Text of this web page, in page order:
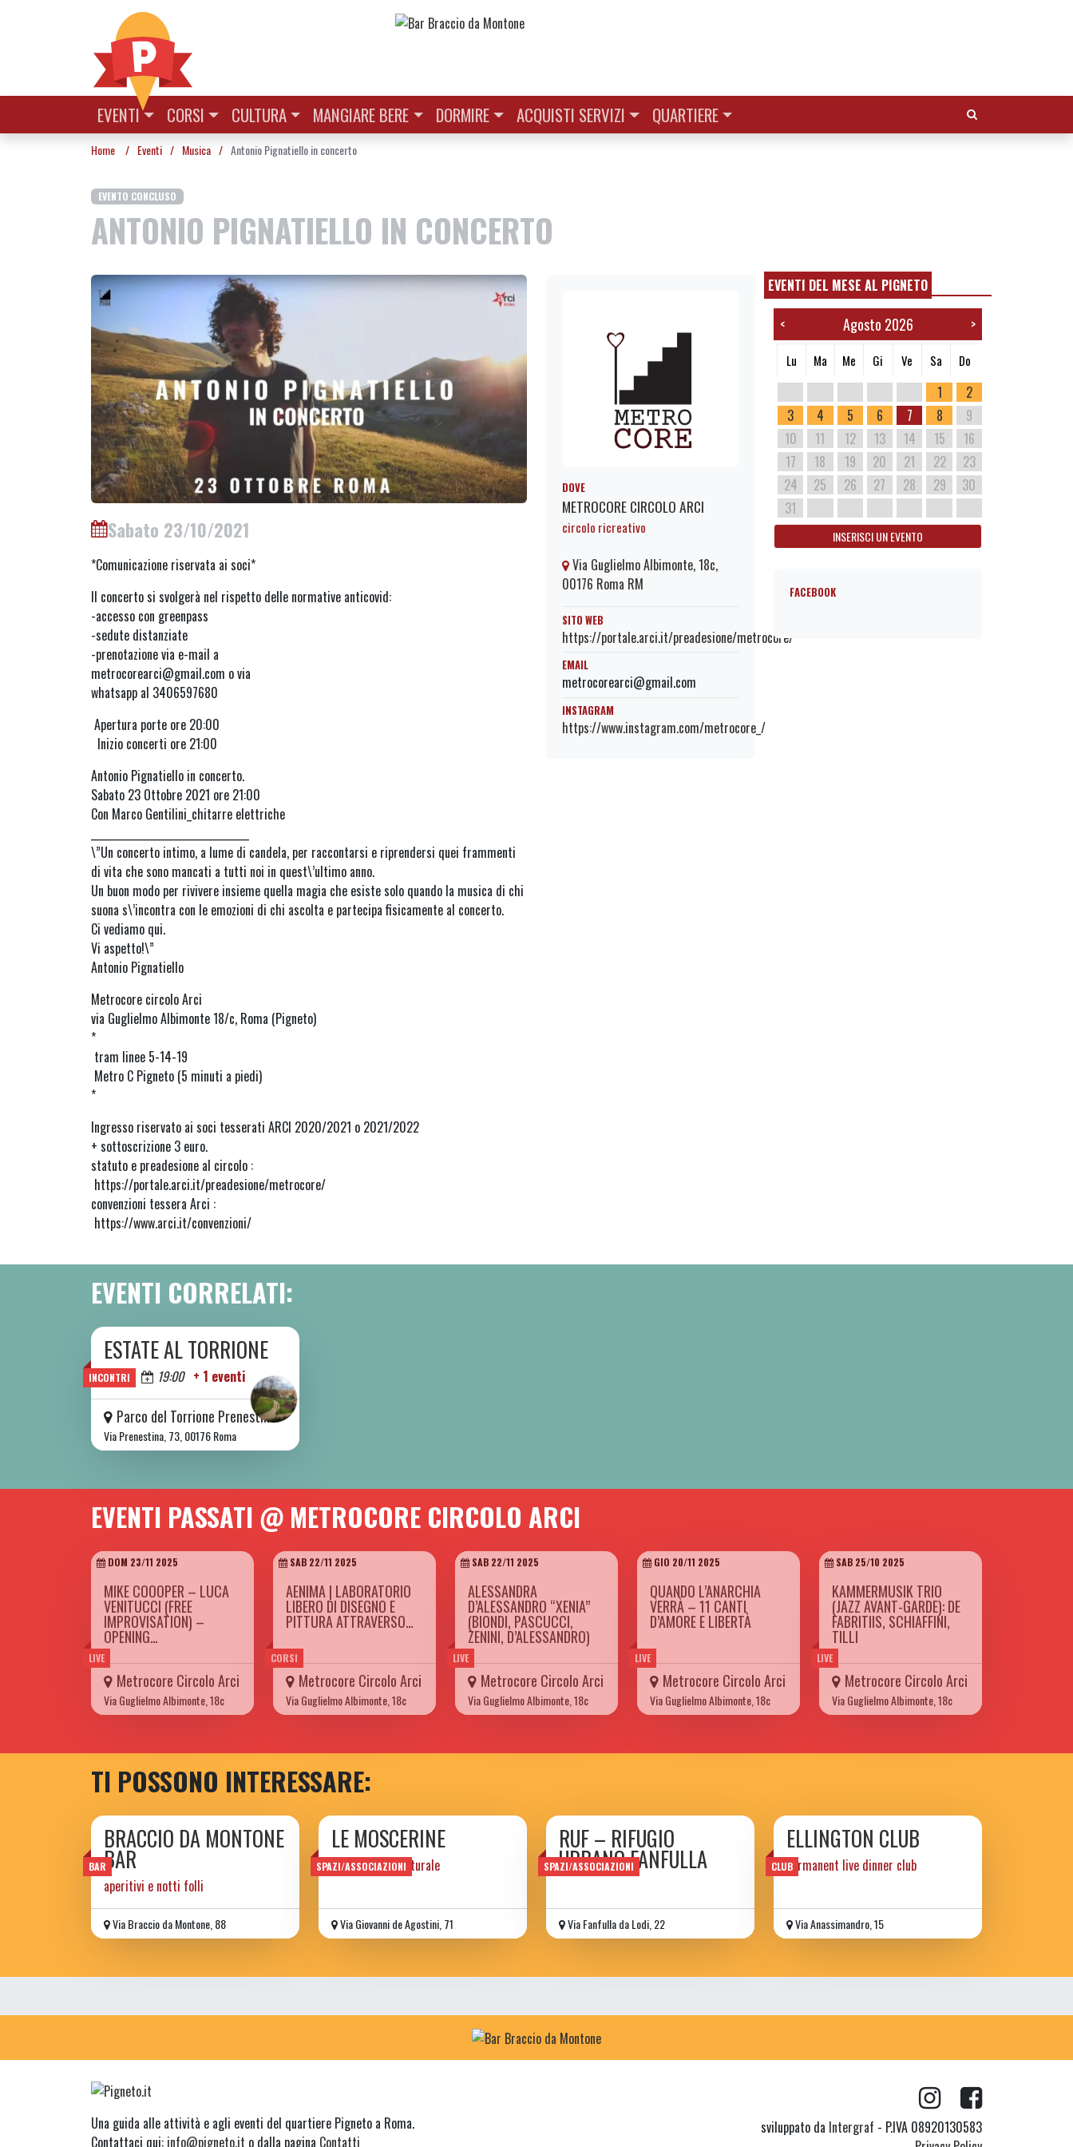
EVENTI CORSI CULTURA MANGIARE BERE DORMIRE ACQUISTI SERVIZI QUARTIERE Cerca:
Home / Eventi / Musica / Antonio Pignatiello in concerto
EVENTO CONCLUSO
ANTONIO PIGNATIELLO IN CONCERTO
Sabato 23/10/2021
*Comunicazione riservata ai soci*
Il concerto si svolgerà nel rispetto delle normative anticovid:
-accesso con greenpass
-sedute distanziate
-prenotazione via e-mail a
metrocorearci@gmail.com o via
whatsapp al 3406597680
Apertura porte ore 20:00
Inizio concerti ore 21:00
Antonio Pignatiello in concerto.
Sabato 23 Ottobre 2021 ore 21:00
Con Marco Gentilini_chitarre elettriche
\”Un concerto intimo, a lume di candela, per raccontarsi e riprendersi quei frammenti
di vita che sono mancati a tutti noi in quest\’ultimo anno.
Un buon modo per rivivere insieme quella magia che esiste solo quando la musica di chi
suona s\’incontra con le emozioni di chi ascolta e partecipa fisicamente al concerto.
Ci vediamo qui.
Vi aspetto!\”
Antonio Pignatiello
Metrocore circolo Arci
via Guglielmo Albimonte 18/c, Roma (Pigneto)
*
tram linee 5-14-19
Metro C Pigneto (5 minuti a piedi)
*
Ingresso riservato ai soci tesserati ARCI 2020/2021 o 2021/2022
+ sottoscrizione 3 euro.
statuto e preadesione al circolo :
https://portale.arci.it/preadesione/metrocore/
convenzioni tessera Arci :
https://www.arci.it/convenzioni/
DOVE
METROCORE CIRCOLO ARCI
circolo ricreativo
Via Guglielmo Albimonte, 18c,
00176 Roma RM
SITO WEB
https://portale.arci.it/preadesione/metrocore/
EMAIL
metrocorearci@gmail.com
INSTAGRAM
https://www.instagram.com/metrocore_/
EVENTI DEL MESE AL PIGNETO
< Agosto 2026 >
Lu Ma Me Gi Ve Sa Do
1
2
3
4 5 6 7 8
9
10
11 12 13 14 15
16
17
18 19 20 21 22
23
24
25 26 27 28 29
30
31
INSERISCI UN EVENTO
FACEBOOK
EVENTI CORRELATI:
INCONTRI
DA SAB 06/06 A SAB 08/08 2026
ESTATE AL TORRIONE
Oggi 19:00 + 1 eventi
Parco del Torrione Prenestino
Via Prenestina, 73, 00176 Roma
EVENTI PASSATI @ METROCORE CIRCOLO ARCI
LIVE
DOM 23/11 2025
MIKE COOOPER – LUCA
VENITUCCI (FREE
IMPROVISATION) –
OPENING…
Metrocore Circolo Arci
Via Guglielmo Albimonte, 18c
CORSI
SAB 22/11 2025
AENIMA | LABORATORIO
LIBERO DI DISEGNO E
PITTURA ATTRAVERSO…
Metrocore Circolo Arci
Via Guglielmo Albimonte, 18c
LIVE
SAB 22/11 2025
ALESSANDRA
D’ALESSANDRO “XENIA”
(BIONDI, PASCUCCI,
ZENINI, D’ALESSANDRO)
Metrocore Circolo Arci
Via Guglielmo Albimonte, 18c
LIVE
GIO 20/11 2025
QUANDO L’ANARCHIA
VERRÀ – 11 CANTI
D’AMORE E LIBERTÀ
Metrocore Circolo Arci
Via Guglielmo Albimonte, 18c
LIVE
SAB 25/10 2025
KAMMERMUSIK TRIO
(JAZZ AVANT-GARDE): DE
FABRITIIS, SCHIAFFINI,
TILLI
Metrocore Circolo Arci
Via Guglielmo Albimonte, 18c
TI POSSONO INTERESSARE:
BAR
BRACCIO DA MONTONE
BAR
aperitivi e notti folli
Via Braccio da Montone, 88
SPAZI/ASSOCIAZIONI
LE MOSCERINE
associazione culturale
Via Giovanni de Agostini, 71
SPAZI/ASSOCIAZIONI
RUF – RIFUGIO
URBANO FANFULLA
Via Fanfulla da Lodi, 22
CLUB
ELLINGTON CLUB
permanent live dinner club
Via Anassimandro, 15
Una guida alle attività e agli eventi del quartiere Pigneto a Roma.
Contattaci qui: info@pigneto.it o dalla pagina Contatti
sviluppato da Intergraf - P.IVA 08920130583